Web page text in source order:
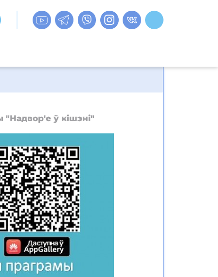
"Надвор'е ў кішэні"